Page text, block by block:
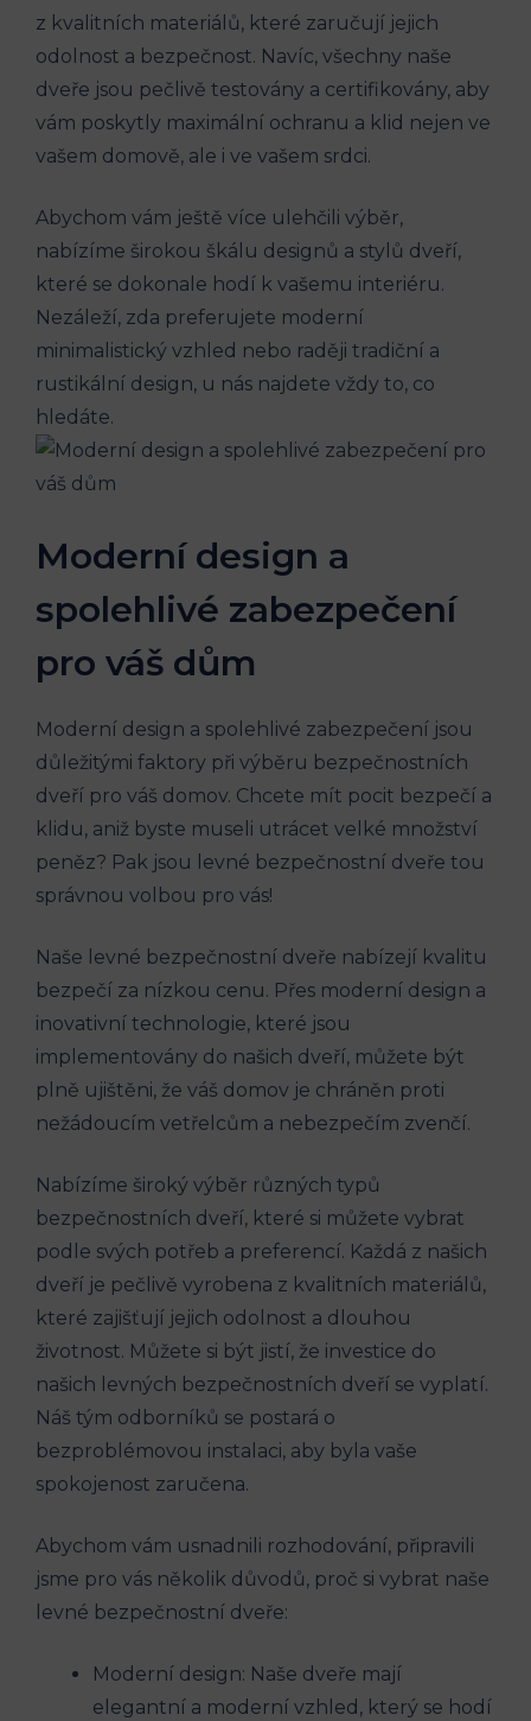
z kvalitních materiálů, které zaručují jejich
odolnost a bezpečnost. Navíc, všechny naše
dveře jsou pečlivě testovány a certifikovány, aby
vám poskytly maximální ochranu a klid nejen ve
vašem domově, ale i ve vašem srdci.
Abychom vám ještě více ulehčili výběr,
nabízíme širokou škálu designů a stylů dveří,
které se dokonale hodí k vašemu interiéru.
Nezáleží, zda preferujete moderní
minimalistický vzhled nebo raději tradiční a
rustikální design, u nás najdete vždy to, co
hledáte.
Moderní design a
spolehlivé zabezpečení
pro váš dům
Moderní design a spolehlivé zabezpečení jsou
důležitými faktory při výběru bezpečnostních
dveří pro váš domov. Chcete mít pocit bezpečí a
klidu, aniž byste museli utrácet velké množství
peněz? Pak jsou levné bezpečnostní dveře tou
správnou volbou pro vás!
Naše levné bezpečnostní dveře nabízejí kvalitu
bezpečí za nízkou cenu. Přes moderní design a
inovativní technologie, které jsou
implementovány do našich dveří, můžete být
plně ujištěni, že váš domov je chráněn proti
nežádoucím vetřelcům a nebezpečím zvenčí.
Nabízíme široký výběr různých typů
bezpečnostních dveří, které si můžete vybrat
podle svých potřeb a preferencí. Každá z našich
dveří je pečlivě vyrobena z kvalitních materiálů,
které zajišťují jejich odolnost a dlouhou
životnost. Můžete si být jistí, že investice do
našich levných bezpečnostních dveří se vyplatí.
Náš tým odborníků se postará o
bezproblémovou instalaci, aby byla vaše
spokojenost zaručena.
Abychom vám usnadnili rozhodování, připravili
jsme pro vás několik důvodů, proč si vybrat naše
levné bezpečnostní dveře:
Moderní design: Naše dveře mají
elegantní a moderní vzhled, který se hodí